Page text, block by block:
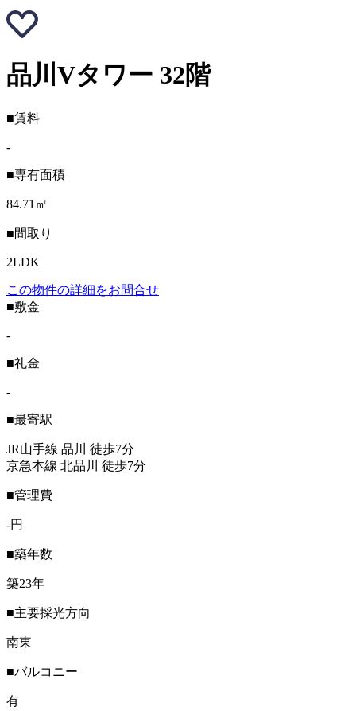
品川Vタワー 32階
■賃料
-
■専有面積
84.71㎡
■間取り
2LDK
この物件の詳細をお問合せ
■敷金
-
■礼金
-
■最寄駅
JR山手線 品川 徒歩7分
京急本線 北品川 徒歩7分
■管理費
-円
■築年数
築23年
■主要採光方向
南東
■バルコニー
有